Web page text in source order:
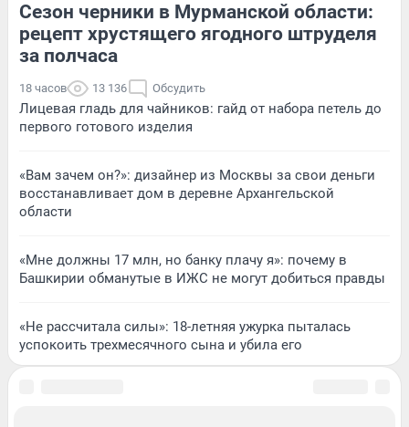
Сезон черники в Мурманской области:
рецепт хрустящего ягодного штруделя
за полчаса
18 часов 13 136 Обсудить
Лицевая гладь для чайников: гайд от набора петель до
первого готового изделия
«Вам зачем он?»: дизайнер из Москвы за свои деньги
восстанавливает дом в деревне Архангельской
области
«Мне должны 17 млн, но банку плачу я»: почему в
Башкирии обманутые в ИЖС не могут добиться правды
«Не рассчитала силы»: 18-летняя ужурка пыталась
успокоить трехмесячного сына и убила его